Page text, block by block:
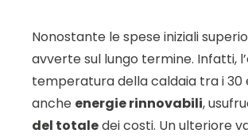
Nonostante le spese iniziali
avverte sul lungo termine. Infatti,
temperatura della caldaia tra i 30
anche energie rinnovabili,
del totaledei costi. Un ulteriore